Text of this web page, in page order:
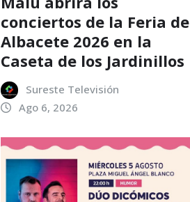
conciertos de la Feria de
Albacete 2026 en la
Caseta de los Jardinillos
Sureste Televisión
Ago 6, 2026